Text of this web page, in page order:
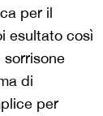
per il
esultato così
di
per